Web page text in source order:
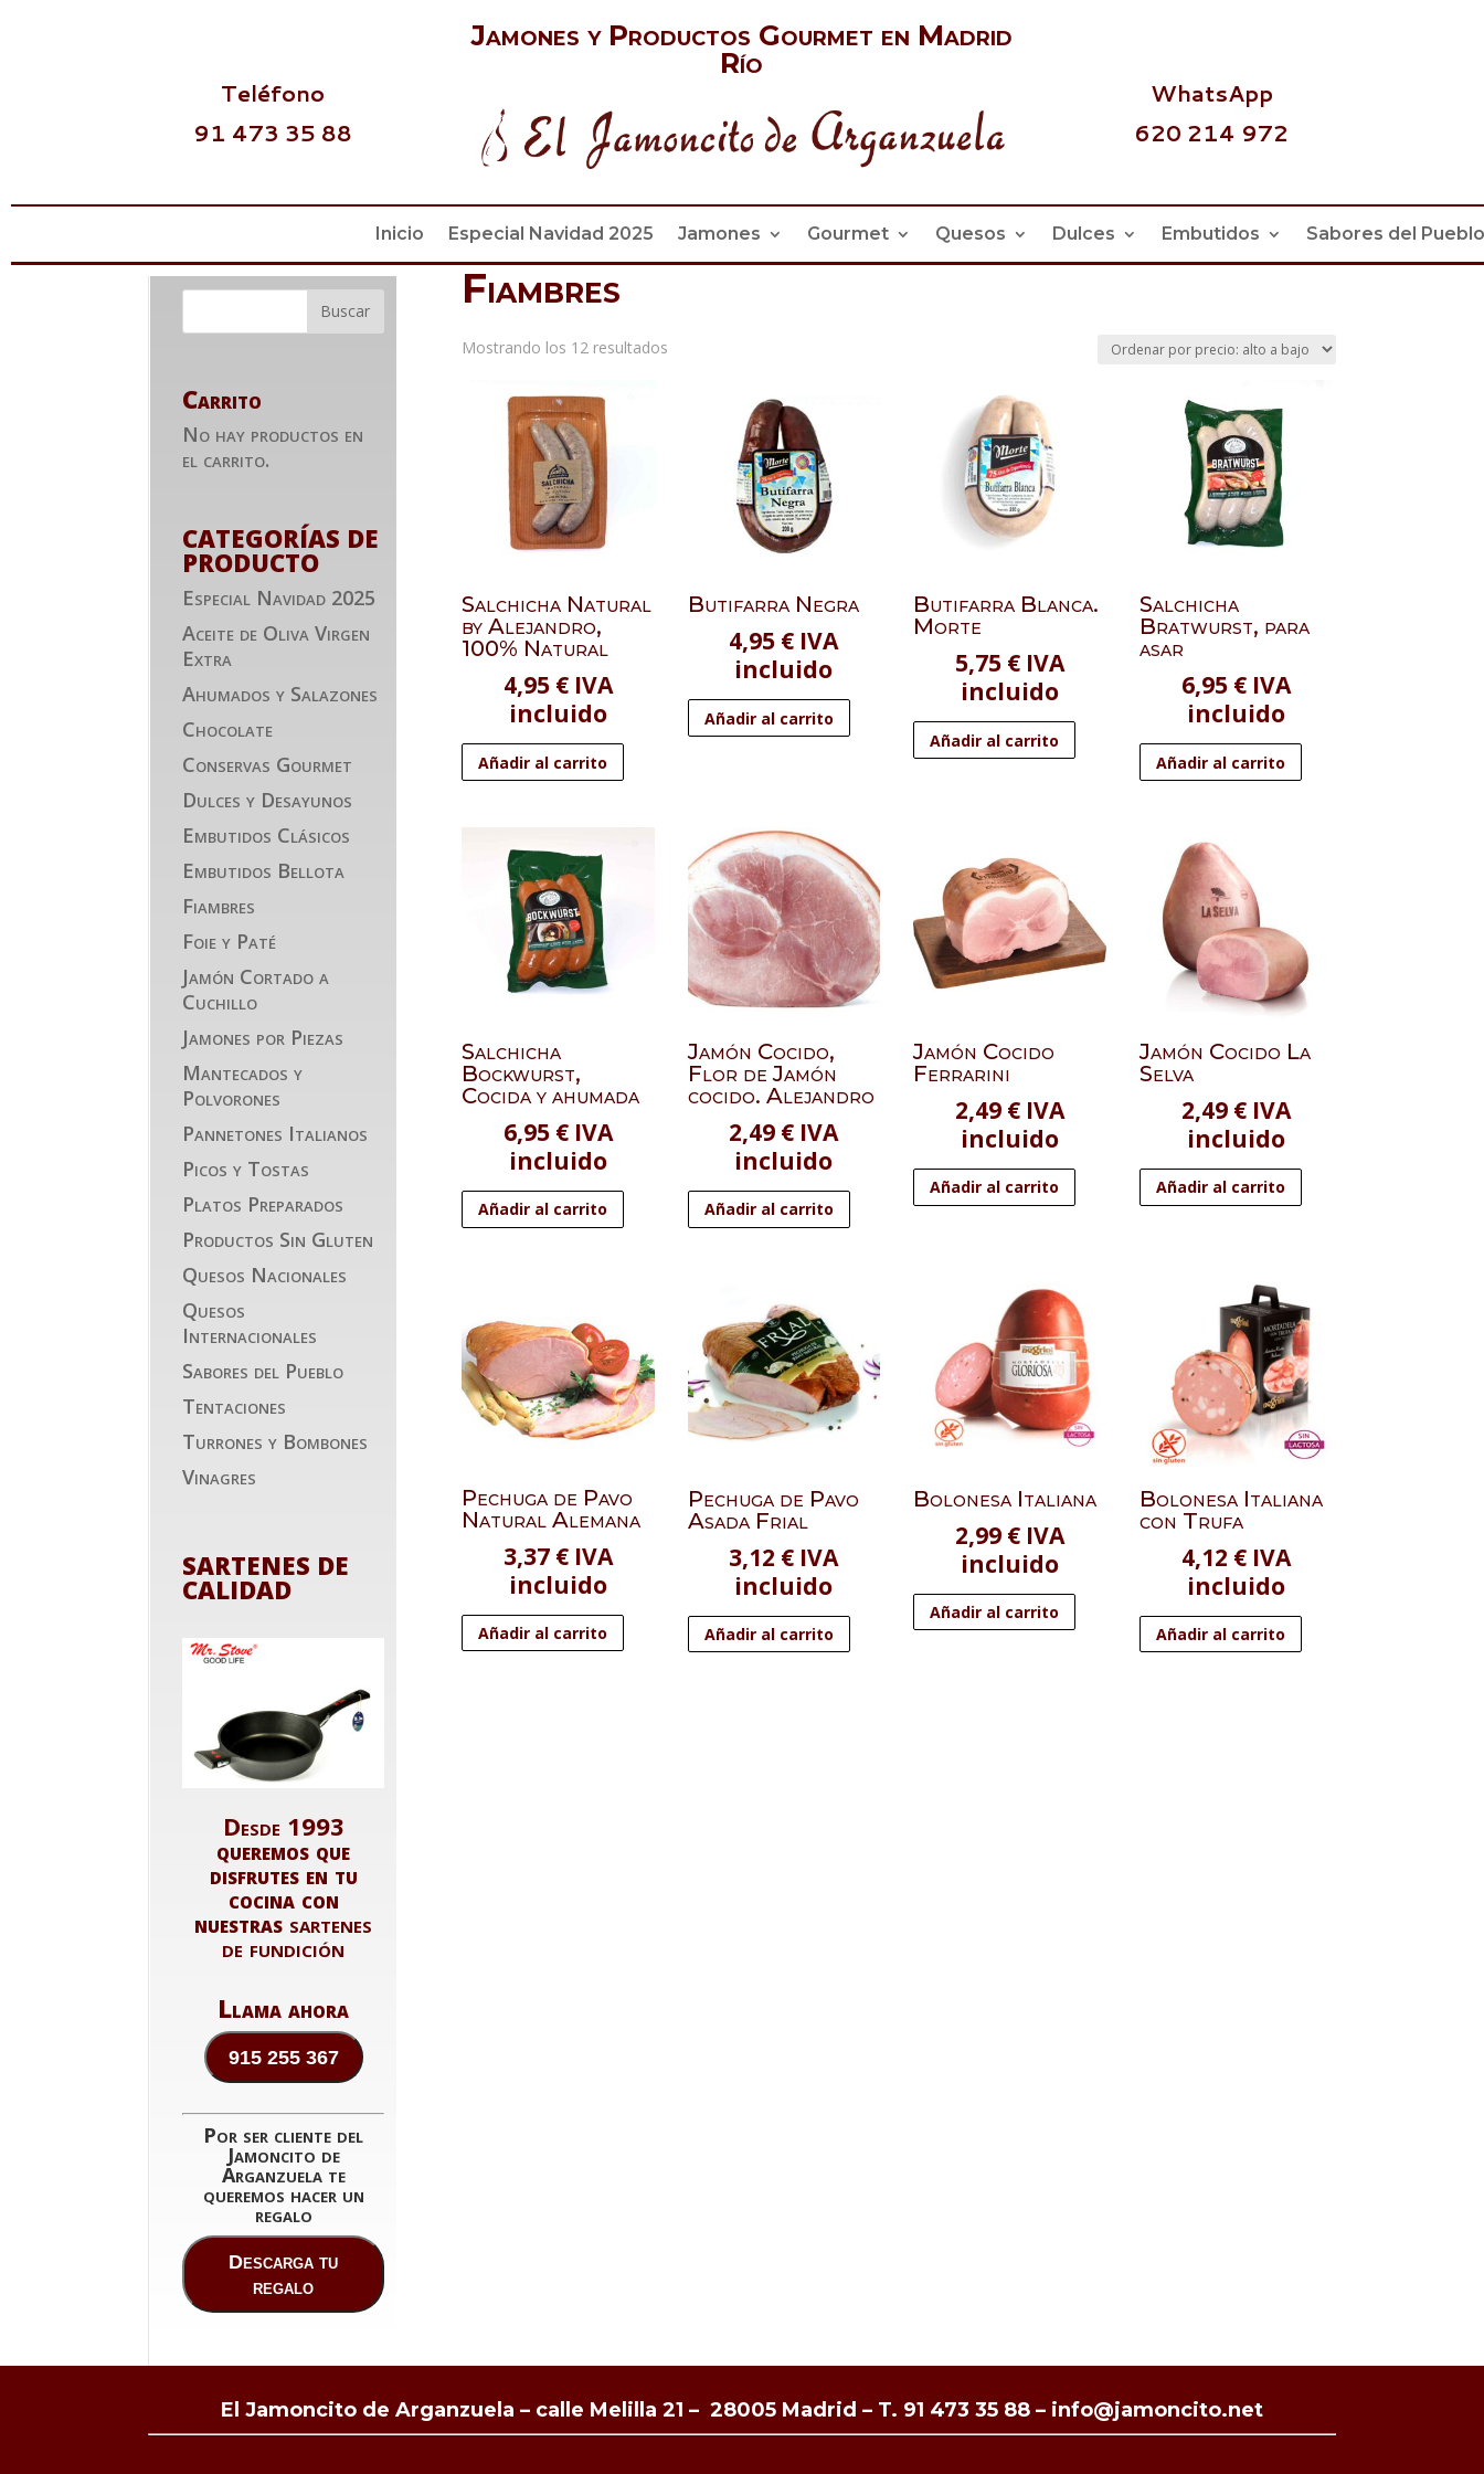
Teléfono
91 473 35 88
Jamones y Productos Gourmet en Madrid
Río
WhatsApp
620 214 972
Inicio Especial Navidad 2025 Jamones Gourmet Quesos Dulces Embutidos Sabores del Pueblo
Carrito
No hay productos en
el carrito.
CATEGORÍAS DE
PRODUCTO
Especial Navidad 2025
Aceite de Oliva Virgen
Extra
Ahumados y Salazones
Chocolate
Conservas Gourmet
Dulces y Desayunos
Embutidos Clásicos
Embutidos Bellota
Fiambres
Foie y Paté
Jamón Cortado a
Cuchillo
Jamones por Piezas
Mantecados y
Polvorones
Pannetones Italianos
Picos y Tostas
Platos Preparados
Productos Sin Gluten
Quesos Nacionales
Quesos
Internacionales
Sabores del Pueblo
Tentaciones
Turrones y Bombones
Vinagres
SARTENES DE
CALIDAD
Desde 1993
queremos que
disfrutes en tu
cocina con
nuestras sartenes
de fundición
Llama ahora
915 255 367
Por ser cliente del
Jamoncito de
Arganzuela te
queremos hacer un
regalo
Descarga tu
regalo
Fiambres
Mostrando los 12 resultadosOrdenado
Salchicha Natural
by Alejandro,
100% Natural
4,95 € IVA
incluido
Añadir al carrito
Butifarra Negra
4,95 € IVA
incluido
Añadir al carrito
Butifarra Blanca.
Morte
5,75 € IVA
incluido
Añadir al carrito
Salchicha
Bratwurst, para
asar
6,95 € IVA
incluido
Añadir al carrito
Salchicha
Bockwurst,
Cocida y ahumada
6,95 € IVA
incluido
Añadir al carrito
Jamón Cocido,
Flor de Jamón
cocido. Alejandro
2,49 € IVA
incluido
Añadir al carrito
Jamón Cocido
Ferrarini
2,49 € IVA
incluido
Añadir al carrito
Jamón Cocido La
Selva
2,49 € IVA
incluido
Añadir al carrito
Pechuga de Pavo
Natural Alemana
3,37 € IVA
incluido
Añadir al carrito
Pechuga de Pavo
Asada Frial
3,12 € IVA
incluido
Añadir al carrito
Bolonesa Italiana
2,99 € IVA
incluido
Añadir al carrito
Bolonesa Italiana
con Trufa
4,12 € IVA
incluido
Añadir al carrito
El Jamoncito de Arganzuela – calle Melilla 21 – 28005 Madrid – T. 91 473 35 88 – info@jamoncito.net